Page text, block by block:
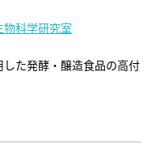
科学研究室
した発酵・醸造食品の高付